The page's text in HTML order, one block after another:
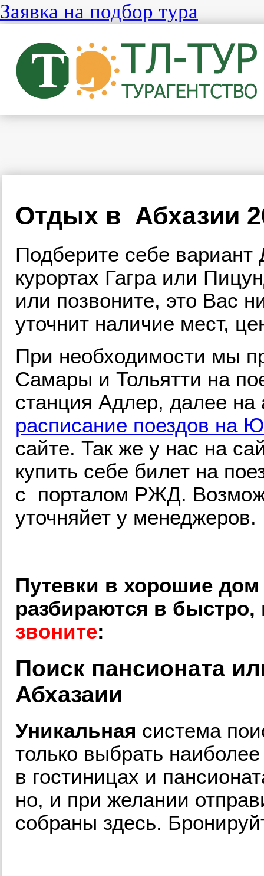
Заявка на подбор тура
Отдых в Абхазии
Подберите себе
курортах Гагра или
или позвоните, это Вас
уточнит наличие мест,
При необходимости мы
Самары и Тольятти на
станция Адлер, далее
расписание поездов на
сайте. Так же у нас на
купить себе билет на
с порталом РЖД.
уточняйет у менеджеров.
Путевки в хорошие
разбираются в быстро,
звоните:
Поиск пансионата
Абхазаии
Уникальная система
только выбрать
в гостиницах и
но, и при желании
собраны здесь.